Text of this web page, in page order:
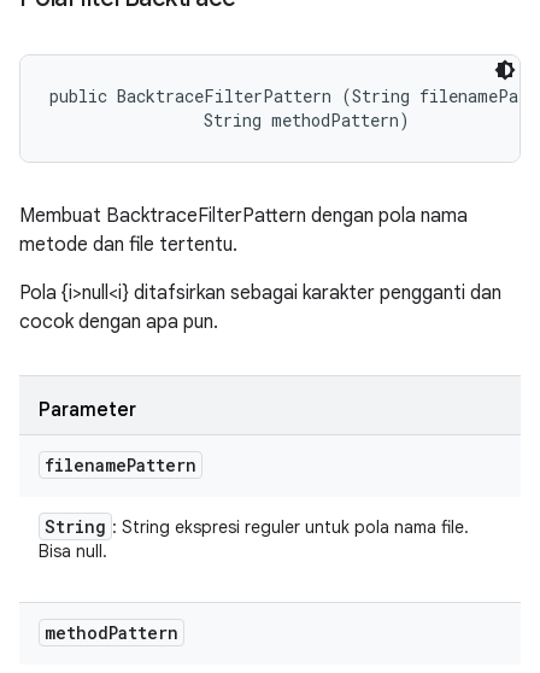
public BacktraceFilterPattern (String
                String methodPattern)
Membuat BacktraceFilterPattern dengan pola nama
metode dan file tertentu.
Pola {i>null<i} ditafsirkan sebagai karakter pengganti dan
cocok dengan apa pun.
Parameter
filenamePattern
String : String ekspresi reguler untuk pola nama file.
Bisa null.
methodPattern